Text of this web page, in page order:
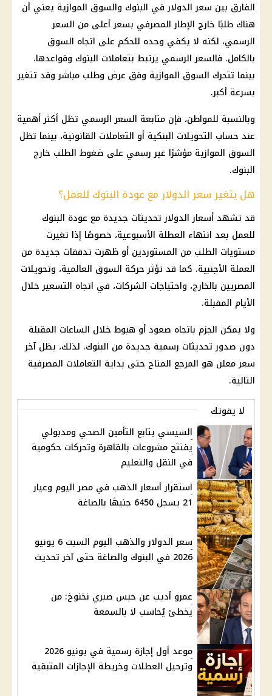
الفارق بين سعر الدولار في البنوك والسوق الموازية يعني أن
هناك طلبًا خارج الإطار المصرفي بسعر أعلى من السعر
الرسمي، لكنه لا يكفي وحده للحكم على اتجاه السوق
بالكامل. فالسعر الرسمي يرتبط بتعاملات البنوك وقواعدها،
بينما تتحرك السوق الموازية وفق عرض وطلب مباشر وقد تتغير
بسرعة أكبر.
وبالنسبة للمواطن، فإن متابعة السعر الرسمي تظل أكثر أهمية
عند حساب التحويلات البنكية أو التعاملات القانونية، بينما تظل
السوق الموازية مؤشرًا غير رسمي على ضغوط الطلب خارج
البنوك.
هل يتغير سعر الدولار مع عودة البنوك للعمل؟
قد تشهد أسعار الدولار تحديثات جديدة مع عودة البنوك
للعمل بعد انتهاء العطلة الأسبوعية، خصوصًا إذا تغيرت
مستويات الطلب من المستوردين أو ظهرت تدفقات جديدة من
العملة الأجنبية. كما قد تؤثر حركة السوق العالمية، وتحويلات
المصريين بالخارج، واحتياجات الشركات، في اتجاه التسعير خلال
الأيام المقبلة.
ولا يمكن الجزم باتجاه صعود أو هبوط خلال الساعات المقبلة
دون صدور تحديثات رسمية جديدة من البنوك. لذلك، يظل آخر
سعر معلن هو المرجع المتاح حتى بداية التعاملات المصرفية
التالية.
لا يفوتك
السيسي يتابع التأمين الصحي ومدبولي
يفتتح مشروعات بالقاهرة وتحركات حكومية
في النقل والتعليم
استقرار أسعار الذهب في مصر اليوم وعيار
21 يسجل 6450 جنيهًا بالصاغة
سعر الدولار والذهب اليوم السبت 6 يونيو
2026 في البنوك والصاغة حتى آخر تحديث
عمرو أديب عن حبس صبري نخنوخ: من
يخطئ يُحاسب لا بالسمعة
موعد أول إجازة رسمية في يونيو 2026
وترحيل العطلات وخريطة الإجازات المتبقية